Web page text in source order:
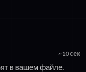
~10 сек
в вашем файле.